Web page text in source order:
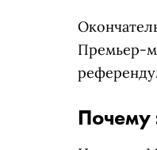
Премьер-
Почему